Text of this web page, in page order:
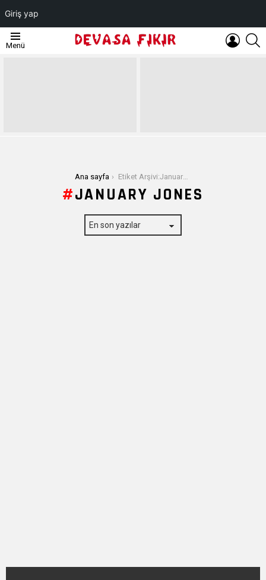
Menü
OTURUM
Ana sayfa Etiket Arşivi:January Jones
JANUARY JONES
Giriş yap